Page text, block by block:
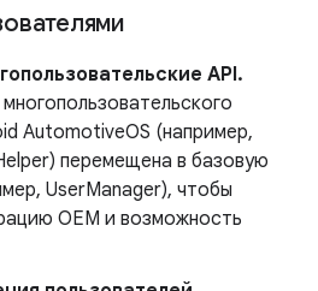
API.
AutomotiveOS (например,
перемещена в базовую
UserManager), чтобы
OEM и возможность